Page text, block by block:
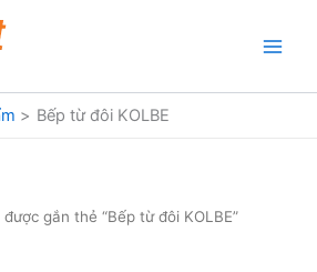
Bếp từ đôi KOLBE
gắn thẻ “Bếp từ đôi KOLBE”